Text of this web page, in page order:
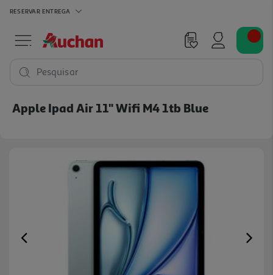
RESERVAR ENTREGA
Pesquisar
Apple Ipad Air 11" Wifi M4 1tb Blue
Previous